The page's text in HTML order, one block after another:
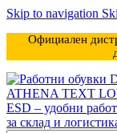
Skip to navigation
Официален